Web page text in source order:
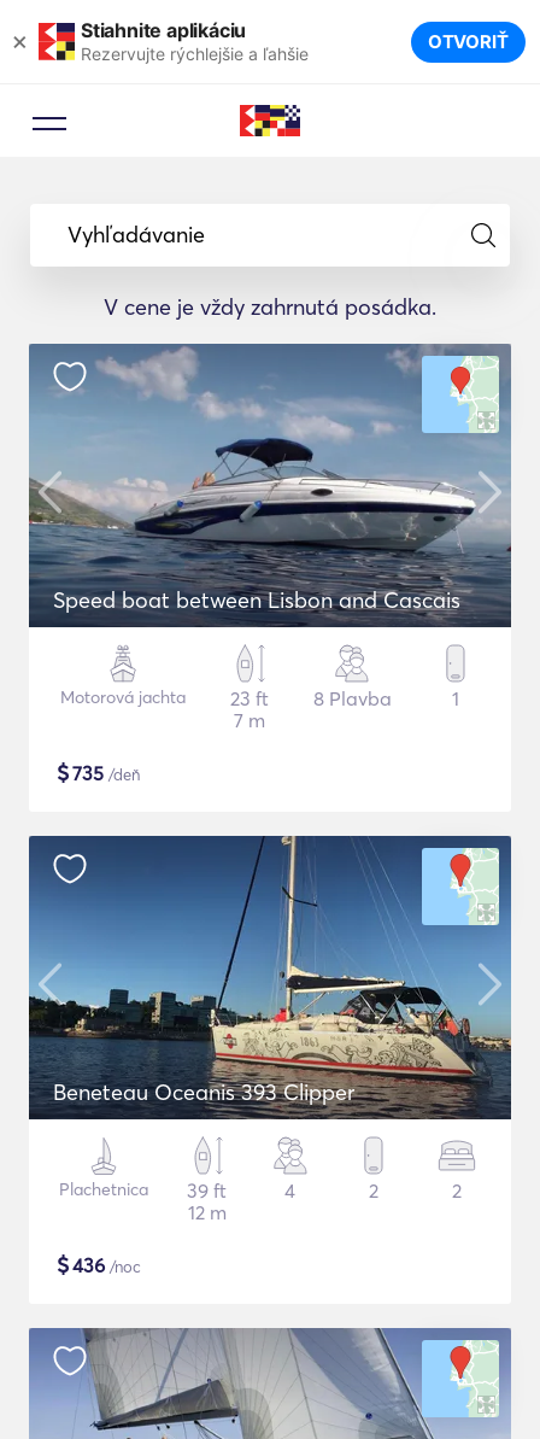
× Stiahnite aplikáciu
Rezervujte rýchlejšie a ľahšie OTVORIŤ
Vyhľadávanie
V cene je vždy zahrnutá posádka.
Speed boat between Lisbon and Cascais
Motorová jachta
23 ft
7 m
8 Plavba 1
$735 /deň
Beneteau Oceanis 393 Clipper
Plachetnica
39 ft
12 m
4 2 2
$436 /noc